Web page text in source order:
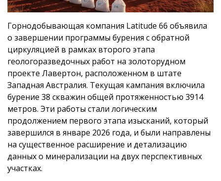
Горнодобывающая компания Latitude 66 объявила
о завершении программы бурения с обратной
циркуляцией в рамках второго этапа
геологоразведочных работ на золоторудном
проекте Лавертон, расположенном в штате
Западная Австралия. Текущая кампания включила
бурение 38 скважин общей протяженностью 3914
метров. Эти работы стали логическим
продолжением первого этапа изысканий, который
завершился в январе 2026 года, и были направлены
на существенное расширение и детализацию
данных о минерализации на двух перспективных
участках.